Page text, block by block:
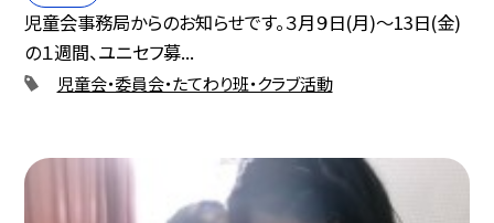
児童会事務局からのお知らせです。３月９日(月)～13日(金)
の１週間、ユニセフ募...
児童会・委員会・たてわり班・クラブ活動